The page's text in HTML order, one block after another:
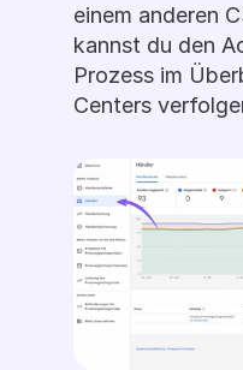
einem anderen
kannst du den
Prozess im
Centers